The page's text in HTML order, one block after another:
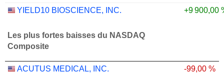
YIELD10 BIOSCIENCE, INC.
+9 900,00
Les plus fortes baisses du NASDAQ
Composite
ACUTUS MEDICAL, INC.
-99,00 %